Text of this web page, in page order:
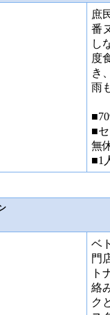
庶
番
し
度
き
雨
■
無
■1
ベ
門
ト
絡
ク